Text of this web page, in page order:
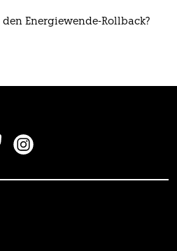
den Energiewende-Rollback?